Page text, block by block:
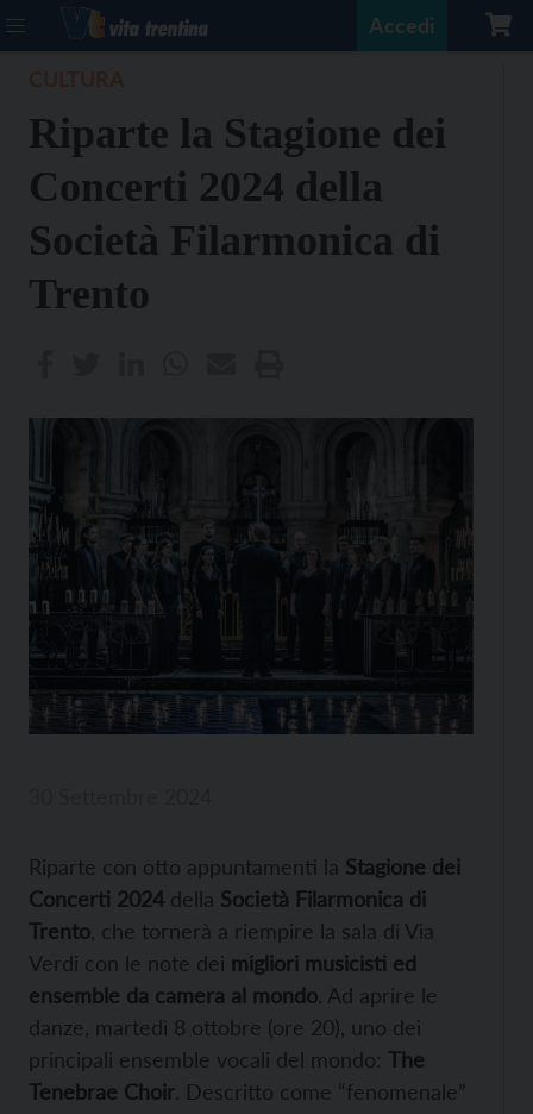
Accedi
Riparte la Stagione dei
Concerti 2024 della
Società Filarmonica di
Trento
Riparte con otto appuntamenti la Stagione dei
Concerti 2024 della Società Filarmonica di
Trento , che tornerà a riempire la sala di Via
Verdi con le note dei migliori musicisti ed
ensemble da camera al mondo. Ad aprire le
danze, martedì 8 ottobre (ore 20), uno dei
principali ensemble vocali del mondo: The
Tenebrae Choir. Descritto come “fenomenale”